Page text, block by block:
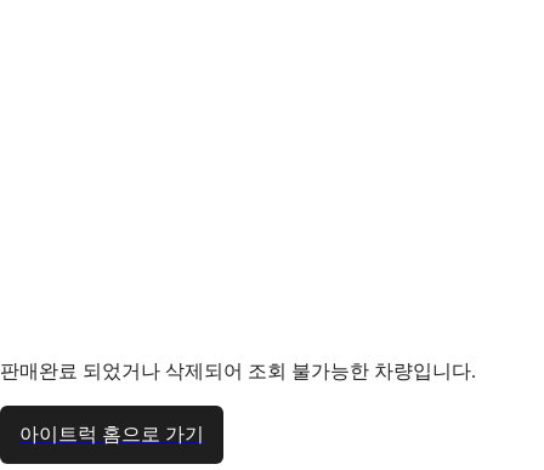
판매완료 되었거나 삭제되어 조회 불가능한 차량입니다.
아이트럭 홈으로 가기